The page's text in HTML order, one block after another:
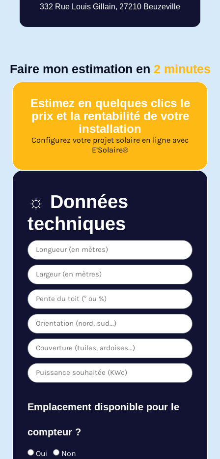
332 Rue Louis Gillain, 27210 Beuzeville
Faire mon estimation en 2 minutes
☼ Données
techniques
Emplacement disponible pour le
compteur ?
Oui Non
Estimez en quelques clics le
prix et la rentabilité de votre
installation
Configurez votre projet solaire en ligne avec
E’Solaire®